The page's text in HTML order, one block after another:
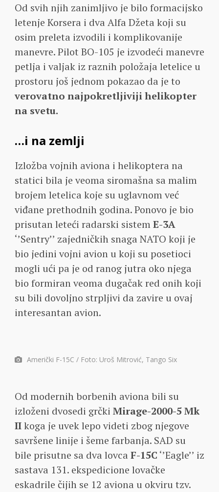
Od svih njih zanimljivo je bilo formacijsko
letenje Korsera i dva Alfa Džeta koji su
osim preleta izvodili i komplikovanije
manevre. Pilot BO-105 je izvodeći manevre
petlja i valjak iz raznih položaja letelice u
prostoru još jednom pokazao da je to
verovatno najpokretljiviji helikopter
na svetu.
…i na zemlji
Izložba vojnih aviona i helikoptera na
statici bila je veoma siromašna sa malim
brojem letelica koje su uglavnom već
viđane prethodnih godina. Ponovo je bio
prisutan leteći radarski sistemE-3A
‘’Sentry’’ zajedničkih snaga NATO koji je
bio jedini vojni avion u koji su posetioci
mogli ući pa je od ranog jutra oko njega
bio formiran veoma dugačak red onih koji
su bili dovoljno strpljivi da zavire u ovaj
interesantan avion.
Američki F-15C / Foto: Uroš Mitrović, Tango Six
Od modernih borbenih aviona bili su
izloženi dvosedi grčki Mirage-2000-5 Mk
IIkoga je uvek lepo videti zbog njegove
savršene linije i šeme farbanja. SAD su
bile prisutne sa dva lovca F-15C ‘’Eagle’’ iz
sastava 131. ekspedicione lovačke
eskadrile čijih se 12 aviona u okviru tzv.